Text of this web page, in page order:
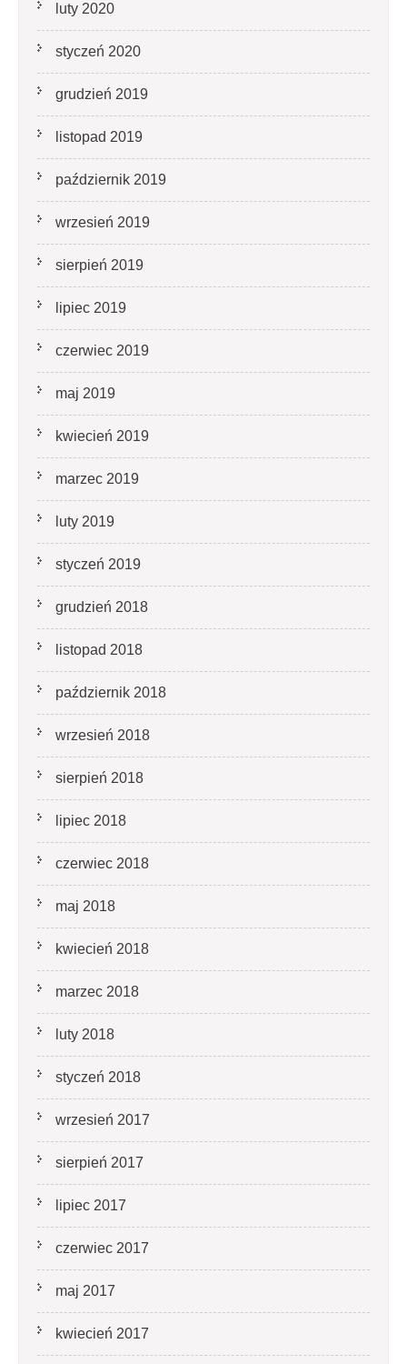
luty 2020
styczeń 2020
grudzień 2019
listopad 2019
październik 2019
wrzesień 2019
sierpień 2019
lipiec 2019
czerwiec 2019
maj 2019
kwiecień 2019
marzec 2019
luty 2019
styczeń 2019
grudzień 2018
listopad 2018
październik 2018
wrzesień 2018
sierpień 2018
lipiec 2018
czerwiec 2018
maj 2018
kwiecień 2018
marzec 2018
luty 2018
styczeń 2018
wrzesień 2017
sierpień 2017
lipiec 2017
czerwiec 2017
maj 2017
kwiecień 2017